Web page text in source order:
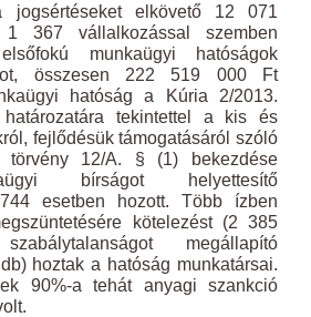
elkövető 12 071
1 367 vállalkozással szemben
munkaügyi hatóságok
összesen 222 519 000 Ft
hatóság a Kúria 2/2013.
határozatára tekintettel a kis és
fejlődésük támogatásáról szóló
törvény 12/A. § (1) bekezdése
bírságot helyettesítő
esetben hozott. Több ízben
kötelezést (2 385
megállapító
hoztak a hatóság munkatársai.
90%-a tehát anyagi szankció